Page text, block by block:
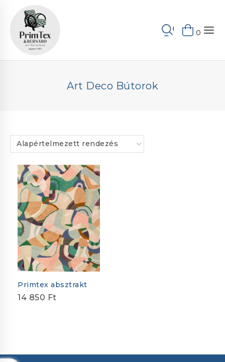
content
0
Art Deco Bútorok
Primtex absztrakt
14 850 Ft